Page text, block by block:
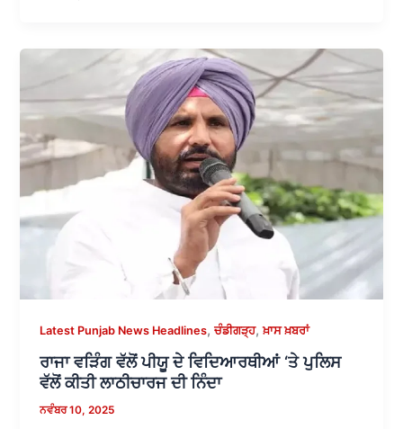
Latest Punjab News Headlines,ਚੰਡੀਗੜ੍ਹ,ਖ਼ਾਸ ਖ਼ਬਰਾਂ
ਰਾਜਾ ਵੜਿੰਗ ਵੱਲੋਂ ਪੀਯੂ ਦੇ ਵਿਦਿਆਰਥੀਆਂ ‘ਤੇ ਪੁਲਿਸ
ਵੱਲੋਂ ਕੀਤੀ ਲਾਠੀਚਾਰਜ ਦੀ ਨਿੰਦਾ
ਨਵੰਬਰ 10, 2025